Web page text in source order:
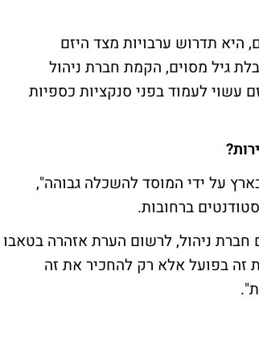
היא תדרוש ערבויות מצד היזם
גיל מסוים, הקמת חברת ניהול
עשוי לעמוד בפני סנקציות כספיות
על ידי המוסד להשכלה גבוהה",
ברחובות.
חברת ניהול, לרשום הערת אזהרה בטאבו
זה בפועל אלא רק להחכיר את זה